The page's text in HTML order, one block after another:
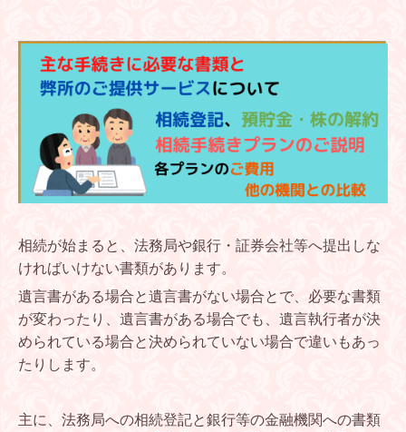
相続が始まると、法務局や銀行・証券会社等へ提出しな
ければいけない書類があります。
遺言書がある場合と遺言書がない場合とで、必要な書類
が変わったり、遺言書がある場合でも、遺言執行者が決
められている場合と決められていない場合で違いもあっ
たりします。
主に、法務局への相続登記と銀行等の金融機関への書類